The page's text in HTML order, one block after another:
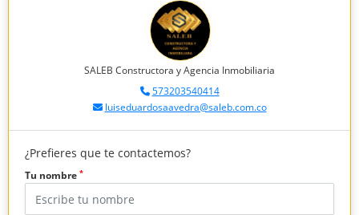
SALEB Constructora y Agencia Inmobiliaria
573203540414
luiseduardosaavedra@saleb.com.co
¿Prefieres que te contactemos?
Tu nombre *